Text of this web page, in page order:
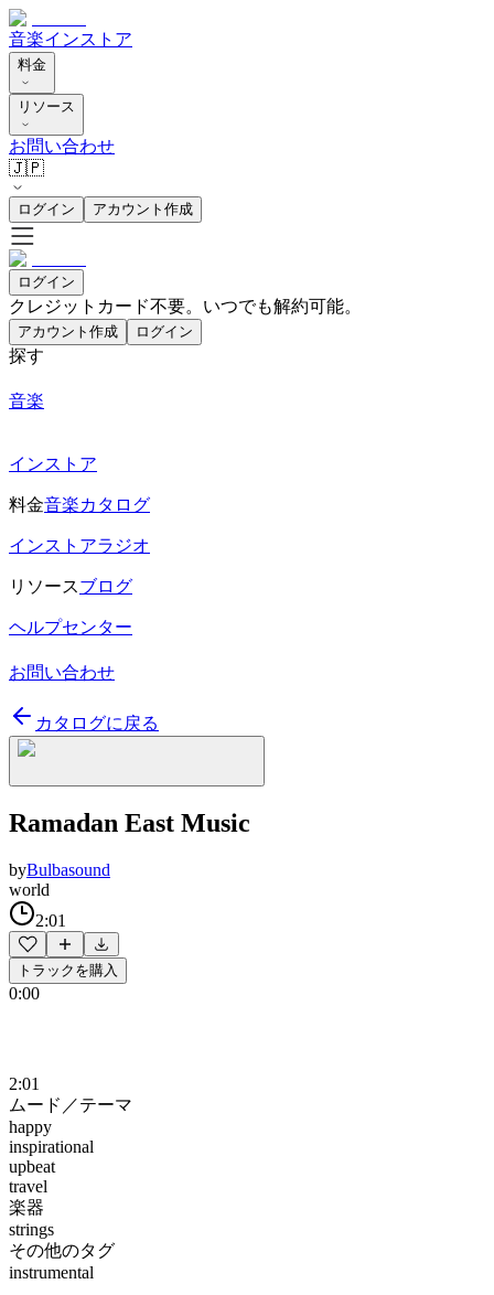
音楽インストア
料金
リソース
お問い合わせ
🇯🇵
ログイン アカウント作成
ログイン
クレジットカード不要。いつでも解約可能。
アカウント作成 ログイン
探す
音楽
インストア
料金音楽カタログ
インストアラジオ
リソースブログ
ヘルプセンター
お問い合わせ
カタログに戻る
Ramadan East Music
byBulbasound
world
2:01
トラックを購入
0:00
2:01
ムード／テーマ
happy
inspirational
upbeat
travel
楽器
strings
その他のタグ
instrumental